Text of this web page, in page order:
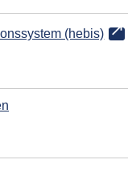
(hebis)